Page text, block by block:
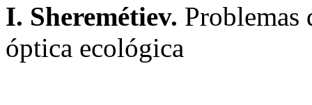
I. Sheremétiev. Problemas
óptica ecológica